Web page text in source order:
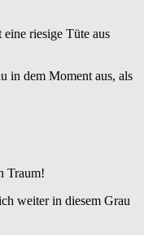
riesige Tüte aus
in dem Moment aus, als
Traum!
weiter in diesem Grau